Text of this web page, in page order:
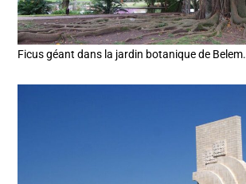
Ficus géant dans la jardin botanique de Belem.